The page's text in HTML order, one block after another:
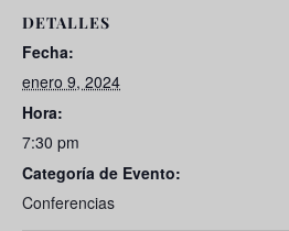
DETALLES
Fecha:
enero 9, 2024
Hora:
7:30 pm
Categoría de Evento:
Conferencias